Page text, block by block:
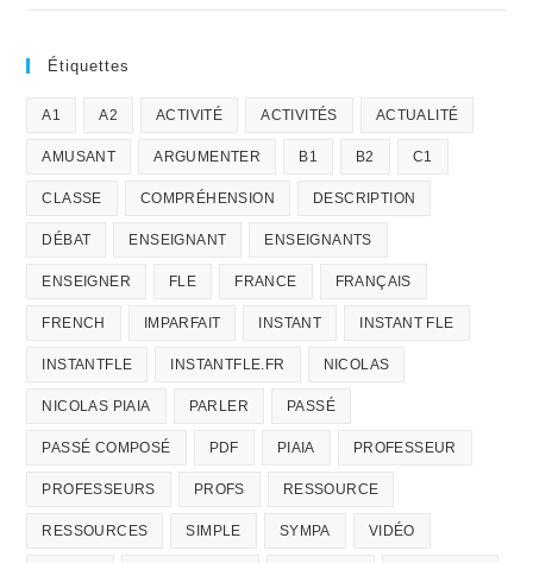
Étiquettes
A1 A2 ACTIVITÉ ACTIVITÉS ACTUALITÉ
AMUSANT ARGUMENTER B1 B2 C1
CLASSE COMPRÉHENSION DESCRIPTION
DÉBAT ENSEIGNANT ENSEIGNANTS
ENSEIGNER FLE FRANCE FRANÇAIS
FRENCH IMPARFAIT INSTANT INSTANT FLE
INSTANTFLE INSTANTFLE.FR NICOLAS
NICOLAS PIAIA PARLER PASSÉ
PASSÉ COMPOSÉ PDF PIAIA PROFESSEUR
PROFESSEURS PROFS RESSOURCE
RESSOURCES SIMPLE SYMPA VIDÉO